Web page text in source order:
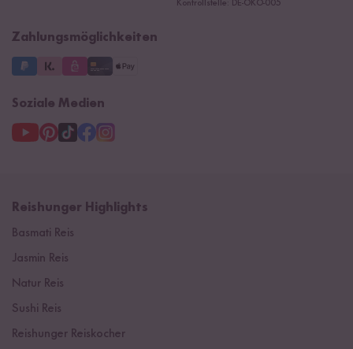
Kontrollstelle: DE-ÖKO-005
Zahlungsmöglichkeiten
Soziale Medien
Reishunger Highlights
Basmati Reis
Jasmin Reis
Natur Reis
Sushi Reis
Reishunger Reiskocher